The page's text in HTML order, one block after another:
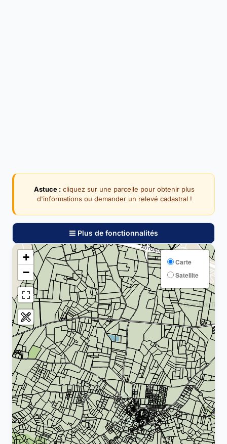
Astuce : cliquez sur une parcelle pour obtenir plus
d'informations ou demander un relevé cadastral !
Plus de fonctionnalités
+
−
Carte
Satellite